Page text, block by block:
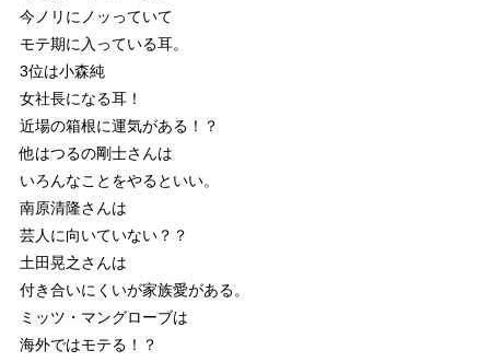
今ノリにノッっていて
モテ期に入っている耳。
3位は小森純
女社長になる耳！
近場の箱根に運気がある！？
他はつるの剛士さんは
いろんなことをやるといい。
南原清隆さんは
芸人に向いていない？？
土田晃之さんは
付き合いにくいが家族愛がある。
ミッツ・マングローブは
海外ではモテる！？